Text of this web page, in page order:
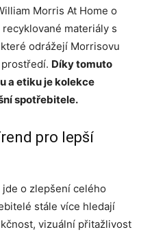
Morris At Home o
materiály s
odrážejí Morrisovu
Díky tomuto
a etiku je kolekce
spotřebitele.
pro lepší
o zlepšení celého
stále více hledají
vizuální přitažlivost